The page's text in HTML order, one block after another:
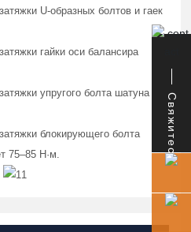
U-образных болтов и гаек
гайки оси балансира
упругого болта шатуна
блокирующего болта
75–85 Н·м.
Свяжитесь